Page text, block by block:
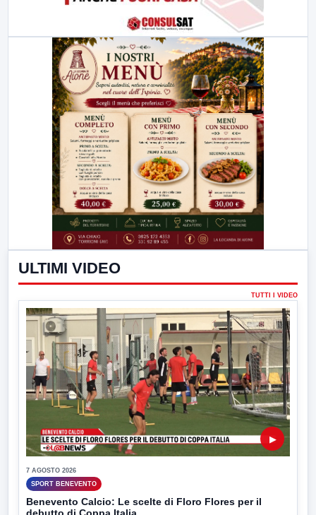
ULTIMI VIDEO
TUTTI I VIDEO
▶
7 AGOSTO 2026
SPORT BENEVENTO
Benevento Calcio: Le scelte di Floro Flores per il